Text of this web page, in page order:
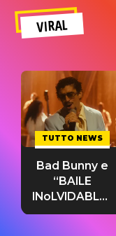
VIRAL
TUTTO NEWS
Bad Bunny e
“BAILE
INoLVIDABLE”:
testo,